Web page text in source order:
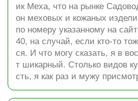
ик Меха, что на рынке
он меховых и кожаных
по номеру указанному на
40, на случай, если кто-то
ся. И что могу сказать, я в
т шикарный. Столько видов
сть, я как раз и мужу